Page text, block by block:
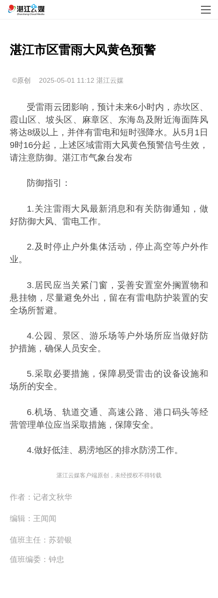
湛江市区雷雨大风黄色预警
©原创 2025-05-01 11:12 湛江云媒
受雷雨云团影响，预计未来6小时内，赤坎区、
霞山区、坡头区、麻章区、东海岛及附近海面阵风
将达8级以上，并伴有雷电和短时强降水。从5月1日
9时16分起，上述区域雷雨大风黄色预警信号生效，
请注意防御。湛江市气象台发布
防御指引：
1.关注雷雨大风最新消息和有关防御通知，做
好防御大风、雷电工作。
2.及时停止户外集体活动，停止高空等户外作
业。
3.居民应当关紧门窗，妥善安置室外搁置物和
悬挂物，尽量避免外出，留在有雷电防护装置的安
全场所暂避。
4.公园、景区、游乐场等户外场所应当做好防
护措施，确保人员安全。
5.采取必要措施，保障易受雷击的设备设施和
场所的安全。
6.机场、轨道交通、高速公路、港口码头等经
营管理单位应当采取措施，保障安全。
4.做好低洼、易涝地区的排水防涝工作。
湛江云媒客户端原创，未经授权不得转载
作者： 记者文秋华
编辑： 王闻闻
值班主任： 苏碧银
值班编委： 钟忠